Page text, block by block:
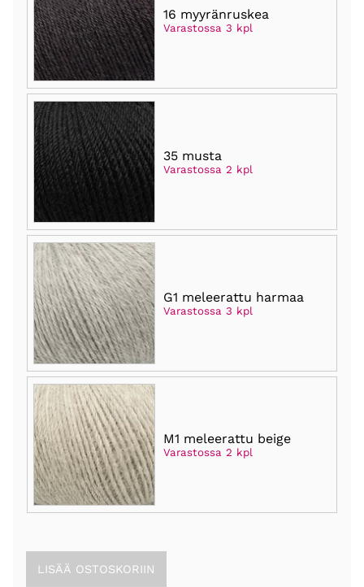
16 myyränruskea
Varastossa 3 kpl
35 musta
Varastossa 2 kpl
G1 meleerattu harmaa
Varastossa 3 kpl
M1 meleerattu beige
Varastossa 2 kpl